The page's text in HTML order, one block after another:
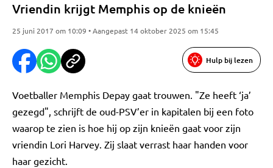
Vriendin krijgt Memphis op de knieën
25 juni 2017 om 10:09 • Aangepast 14 oktober 2025 om 15:45
Hulp bij lezen
Voetballer Memphis Depay gaat trouwen. "Ze heeft ‘ja’
gezegd", schrijft de oud-PSV’er in kapitalen bij een foto
waarop te zien is hoe hij op zijn knieën gaat voor zijn
vriendin Lori Harvey. Zij slaat verrast haar handen voor
haar gezicht.